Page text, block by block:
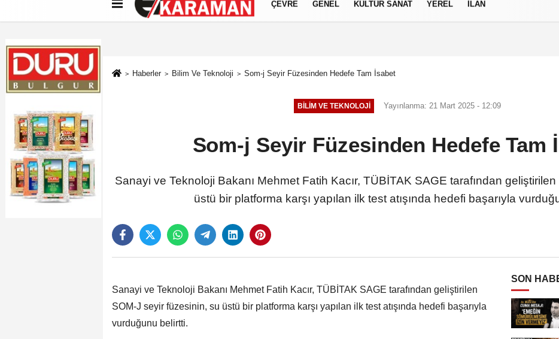
Künye İletişim Çerez Politikası Gizlilik İlkeleri
ÇEVRE GENEL KÜLTÜR SANAT YEREL İLAN
Haberler Bilim Ve Teknoloji Som-j Seyir Füzesinden Hedefe Tam İsabet
BILIM VE TEKNOLOJI Yayınlanma: 21 Mart 2025 - 12:09
Som-j Seyir Füzesinden Hedefe Tam
Sanayi ve Teknoloji Bakanı Mehmet Fatih Kacır, TÜBİTAK SAGE tarafından
üstü bir platforma karşı yapılan ilk test atışında hedefi başarıyla
Sanayi ve Teknoloji Bakanı Mehmet Fatih Kacır, TÜBİTAK SAGE tarafından geliştirilen
SOM-J seyir füzesinin, su üstü bir platforma karşı yapılan ilk test atışında hedefi başarıyla
vurduğunu belirtti.
SON